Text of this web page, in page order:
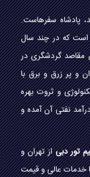
پادشاه سفرهاست.
است که در چند سال
مقاصد گردشگری در
و پر زرق و برق با
و ثروت بهره
نفتی آن آمده و
تور دبیاز تهران و
خدمات عالی و قیمت